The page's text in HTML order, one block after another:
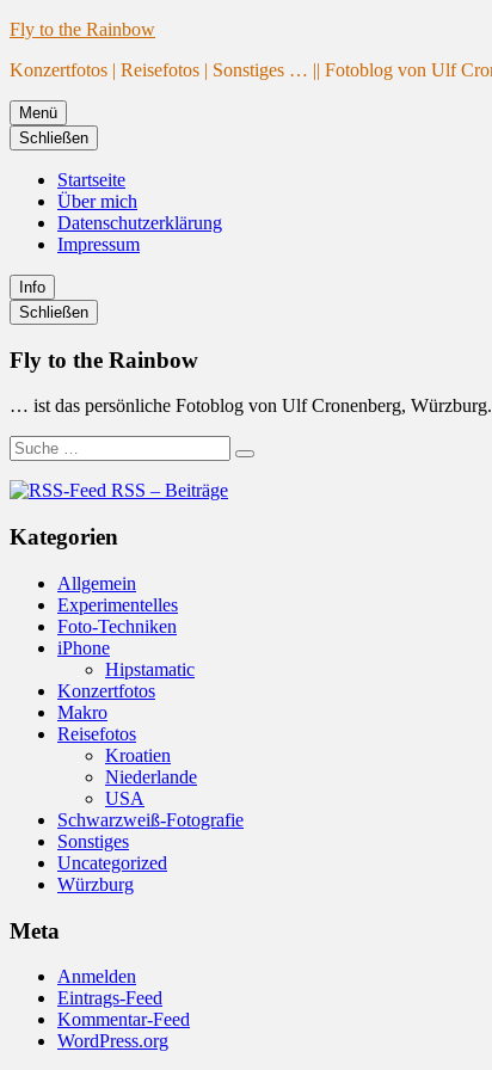
Website
geladen
Zum
springen
Fly to the Rainbow
Konzertfotos | Reisefotos | Sonstiges … || Fotoblog von Ulf
Menü
Schließen
Startseite
Über mich
Datenschutzerklärung
Impressum
Info
Primäre
Seitenleiste
Schließen
Fly to the Rainbow
… ist das persönliche Fotoblog von Ulf Cronenberg,
Suche
nach:
Suchen
RSS – Beiträge
Kategorien
Allgemein
Experimentelles
Foto-Techniken
iPhone
Hipstamatic
Konzertfotos
Makro
Reisefotos
Kroatien
Niederlande
USA
Schwarzweiß-Fotografie
Sonstiges
Uncategorized
Würzburg
Meta
Anmelden
Eintrags-Feed
Kommentar-Feed
WordPress.org